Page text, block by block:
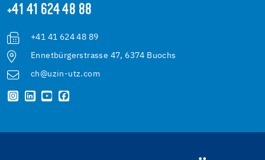
+41 41 624 48 88
+41 41 624 48 89
Ennetbürgerstrasse 47, 6374 Buochs
ch@uzin-utz.com